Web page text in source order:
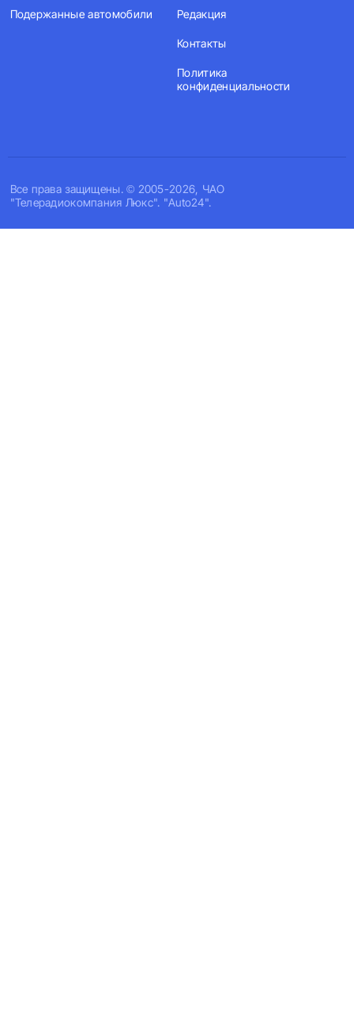
Все права защищены. © 2005-2026, ЧАО
"Телерадиокомпания Люкс". "Auto24".
Подержанные автомобили Редакция
Контакты
Политика
конфиденциальности